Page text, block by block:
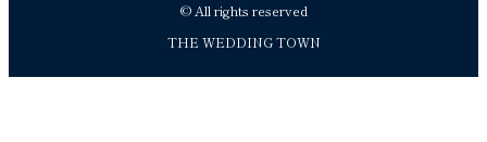
© All rights reserved
THE WEDDING TOWN